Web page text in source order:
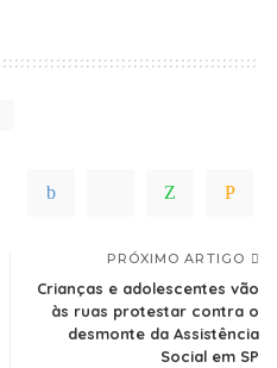
PRÓXIMO ARTIGO
Crianças e adolescentes vão
às ruas protestar contra o
desmonte da Assistência
Social em SP